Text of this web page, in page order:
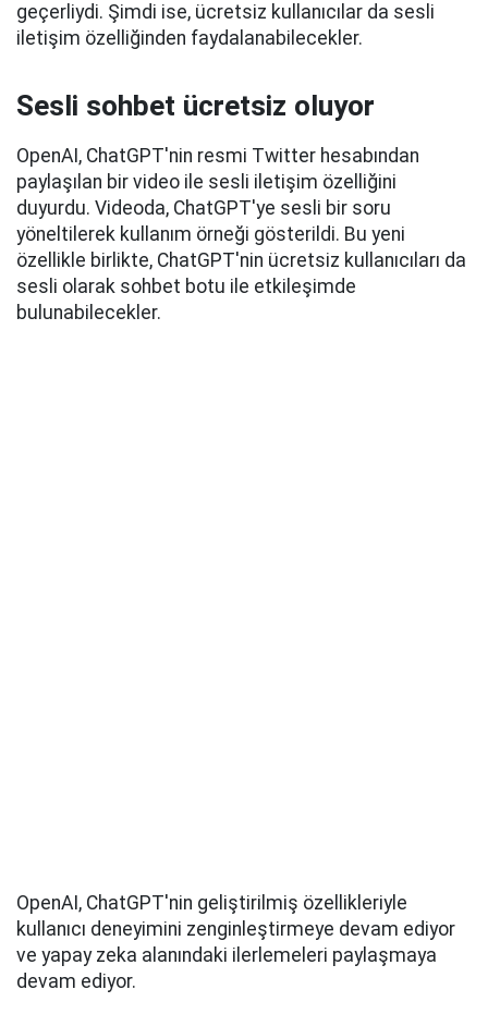
geçerliydi. Şimdi ise, ücretsiz kullanıcılar da sesli
iletişim özelliğinden faydalanabilecekler.
Sesli sohbet ücretsiz oluyor
OpenAI, ChatGPT'nin resmi Twitter hesabından
paylaşılan bir video ile sesli iletişim özelliğini
duyurdu. Videoda, ChatGPT'ye sesli bir soru
yöneltilerek kullanım örneği gösterildi. Bu yeni
özellikle birlikte, ChatGPT'nin ücretsiz kullanıcıları da
sesli olarak sohbet botu ile etkileşimde
bulunabilecekler.
OpenAI, ChatGPT'nin geliştirilmiş özellikleriyle
kullanıcı deneyimini zenginleştirmeye devam ediyor
ve yapay zeka alanındaki ilerlemeleri paylaşmaya
devam ediyor.